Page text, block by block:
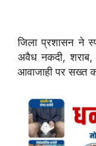
जिला प्रशासन ने
अवैध नकदी, शराब,
आवाजाही पर सख्त